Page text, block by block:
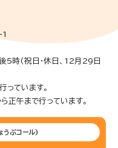
1
5時(祝日・休日、12月29日
ています。
午まで行っています。
うぶコール)